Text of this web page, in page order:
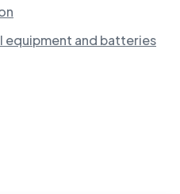
and batteries